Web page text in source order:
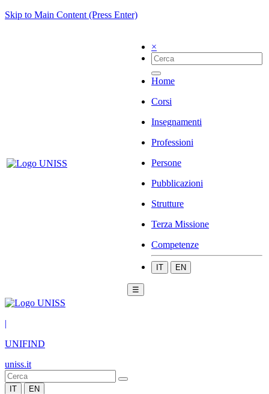
Skip to Main Content (Press Enter)
×
Home
Corsi
Insegnamenti
Professioni
Persone
Pubblicazioni
Strutture
Terza Missione
Competenze
IT EN
☰
|
UNIFIND
uniss.it
IT EN